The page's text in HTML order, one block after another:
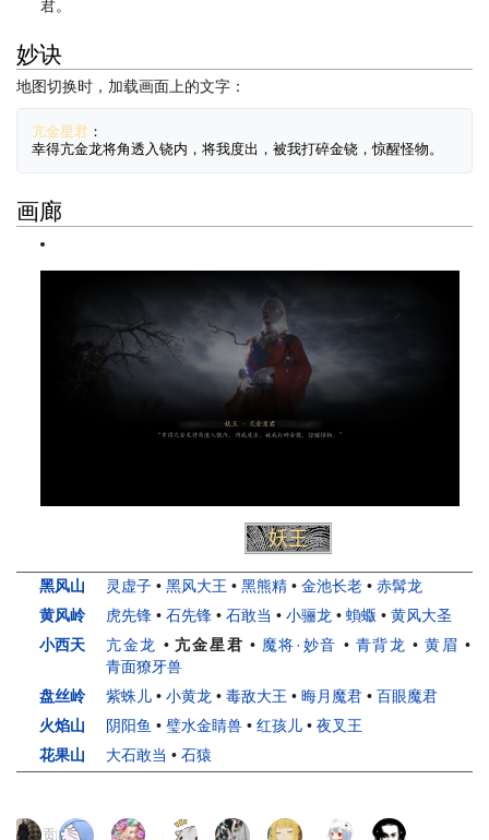
君。
妙诀
地图切换时，加载画面上的文字：
亢金星君 ：
画廊
妖王
黑风山 灵虚子 • 黑风大王 • 黑熊精 • 金池长老 • 赤髯龙
黄风岭
虎先锋 • 石先锋 • 石敢当 • 小骊龙 • 蝜蝂 • 黄风大圣
小西天
亢金龙 •亢金星君 • 魔将·妙音 • 青背龙 • 黄眉 •
青面獠牙兽
盘丝岭
紫蛛儿 • 小黄龙 • 毒敌大王 • 晦月魔君 • 百眼魔君
火焰山
阴阳鱼 • 璧水金睛兽 • 红孩儿 • 夜叉王
花果山
大石敢当 • 石猿
页面贡献者 :